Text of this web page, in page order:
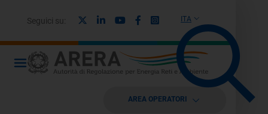
ITA
Seguici su: LinkedinYoutubeFacebook
Instagram
AREA OPERATORI